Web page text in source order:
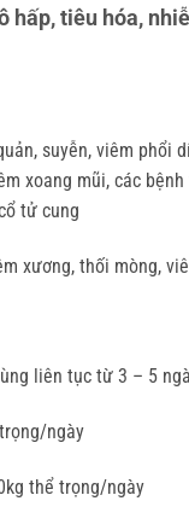
tiêu hóa,
suyễn, viêm phổi
xoang mũi, các
tử cung
xương, thối mòng,
liên tục từ 3 – 5
ngày
thể trọng/ngày